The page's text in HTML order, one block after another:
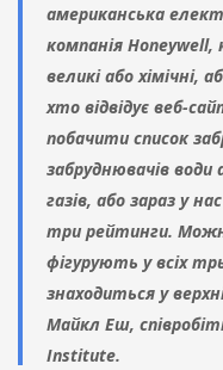
американська
компанія Honeywell,
великі або хімічні,
хто відвідує веб-
побачити список
забруднювачів води
газів, або зараз у
три рейтинги.
фігурують у всіх
знаходиться у
Майкл Еш,
Institute.